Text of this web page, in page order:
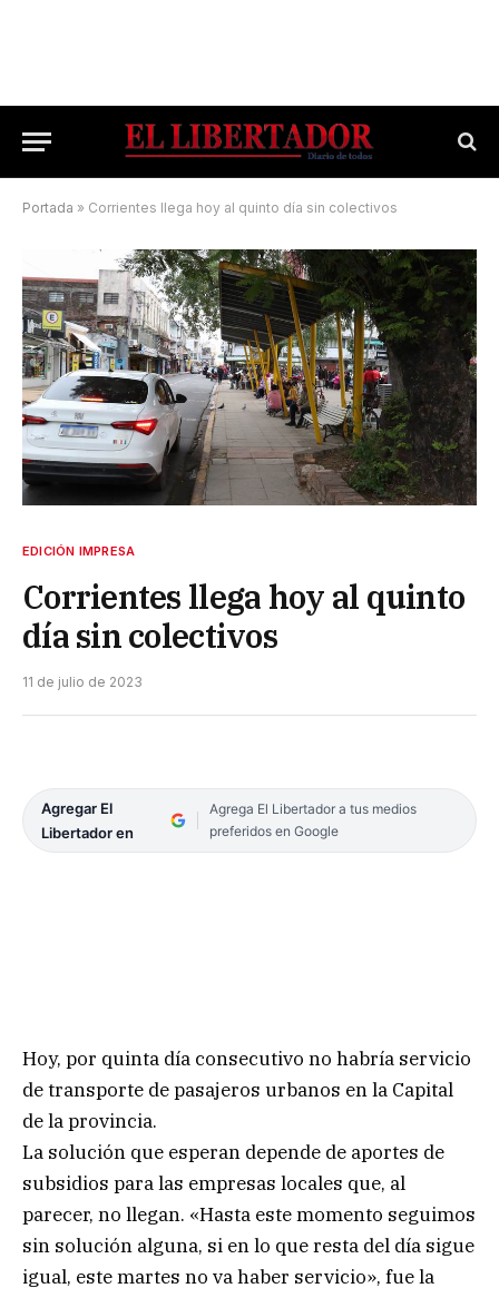
Portada » Corrientes llega hoy al quinto día sin colectivos
EDICIÓN IMPRESA
Corrientes llega hoy al quinto
día sin colectivos
11 de julio de 2023
Agregar El
Libertador en
Agrega El Libertador a tus medios
preferidos en Google
Hoy, por quinta día consecutivo no habría servicio
de transporte de pasajeros urbanos en la Capital
de la provincia.
La solución que esperan depende de aportes de
subsidios para las empresas locales que, al
parecer, no llegan. «Hasta este momento seguimos
sin solución alguna, si en lo que resta del día sigue
igual, este martes no va haber servicio», fue la